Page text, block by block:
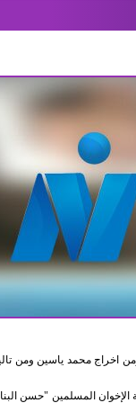
العربى الجماعة ، من انتاج 2010 ، ومن
المسلمين "حسن البنا"